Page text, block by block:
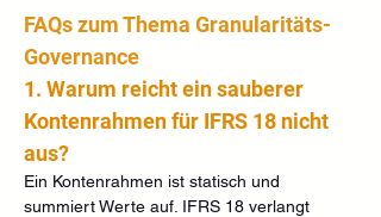
FAQs zum Thema Granularitäts-
Governance
1. Warum reicht ein sauberer
Kontenrahmen für IFRS 18 nicht
aus?
Ein Kontenrahmen ist statisch und
summiert Werte auf. IFRS 18 verlangt